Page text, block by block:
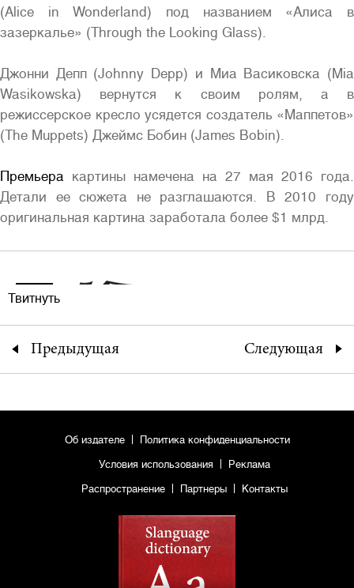
Полная версия сайта
(Alice in Wonderland) под названием «Алиса в
зазеркалье» (Through the Looking Glass).
Джонни Депп (Johnny Depp) и Миа Васиковска (Mia
Wasikowska) вернутся к своим ролям, а в
режиссерское кресло усядется создатель «Маппетов»
(The Muppets) Джеймс Бобин (James Bobin).
Премьера картины намечена на 27 мая 2016 года.
Детали ее сюжета не разглашаются. В 2010 году
оригинальная картина заработала более $1 млрд.
Твитнуть
Предыдущая Следующая
Об издателе Политика конфиденциальности
Условия использования Реклама
Распространение Партнеры Контакты